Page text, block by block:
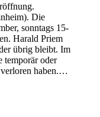
Die
sonntags 15-
Harald Priem
übrig bleibt. Im
temporär oder
haben.…